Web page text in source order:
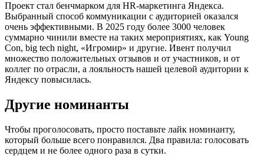
Проект стал бенчмарком для HR-маркетинга Яндекса.
Выбранный способ коммуникации с аудиторией оказался
очень эффективными. В 2025 году более 3000 человек
суммарно чинили вместе на таких мероприятиях, как Young
Con, big tech night, «Игромир» и другие. Ивент получил
множество положительных отзывов и от участников, и от
коллег по отрасли, а лояльность нашей целевой аудитории к
Яндексу повысилась.
Другие номинанты
Чтобы проголосовать, просто поставьте лайк номинанту,
который больше всего понравился. Два правила: голосовать
сердцем и не более одного раза в сутки.